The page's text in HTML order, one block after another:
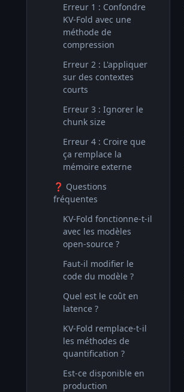
Erreur 1 : Confondre
KV-Fold avec une
méthode de
compression
Erreur 2 : L'appliquer
sur des contextes
courts
Erreur 3 : Ignorer le
chunk size
Erreur 4 : Croire que
ça remplace la
mémoire externe
❓ Questions
fréquentes
KV-Fold fonctionne-t-il
avec les modèles
open-source ?
Faut-il modifier le
code du modèle ?
Quel est le coût en
latence ?
KV-Fold remplace-t-il
les méthodes de
quantification ?
Est-ce disponible en
production